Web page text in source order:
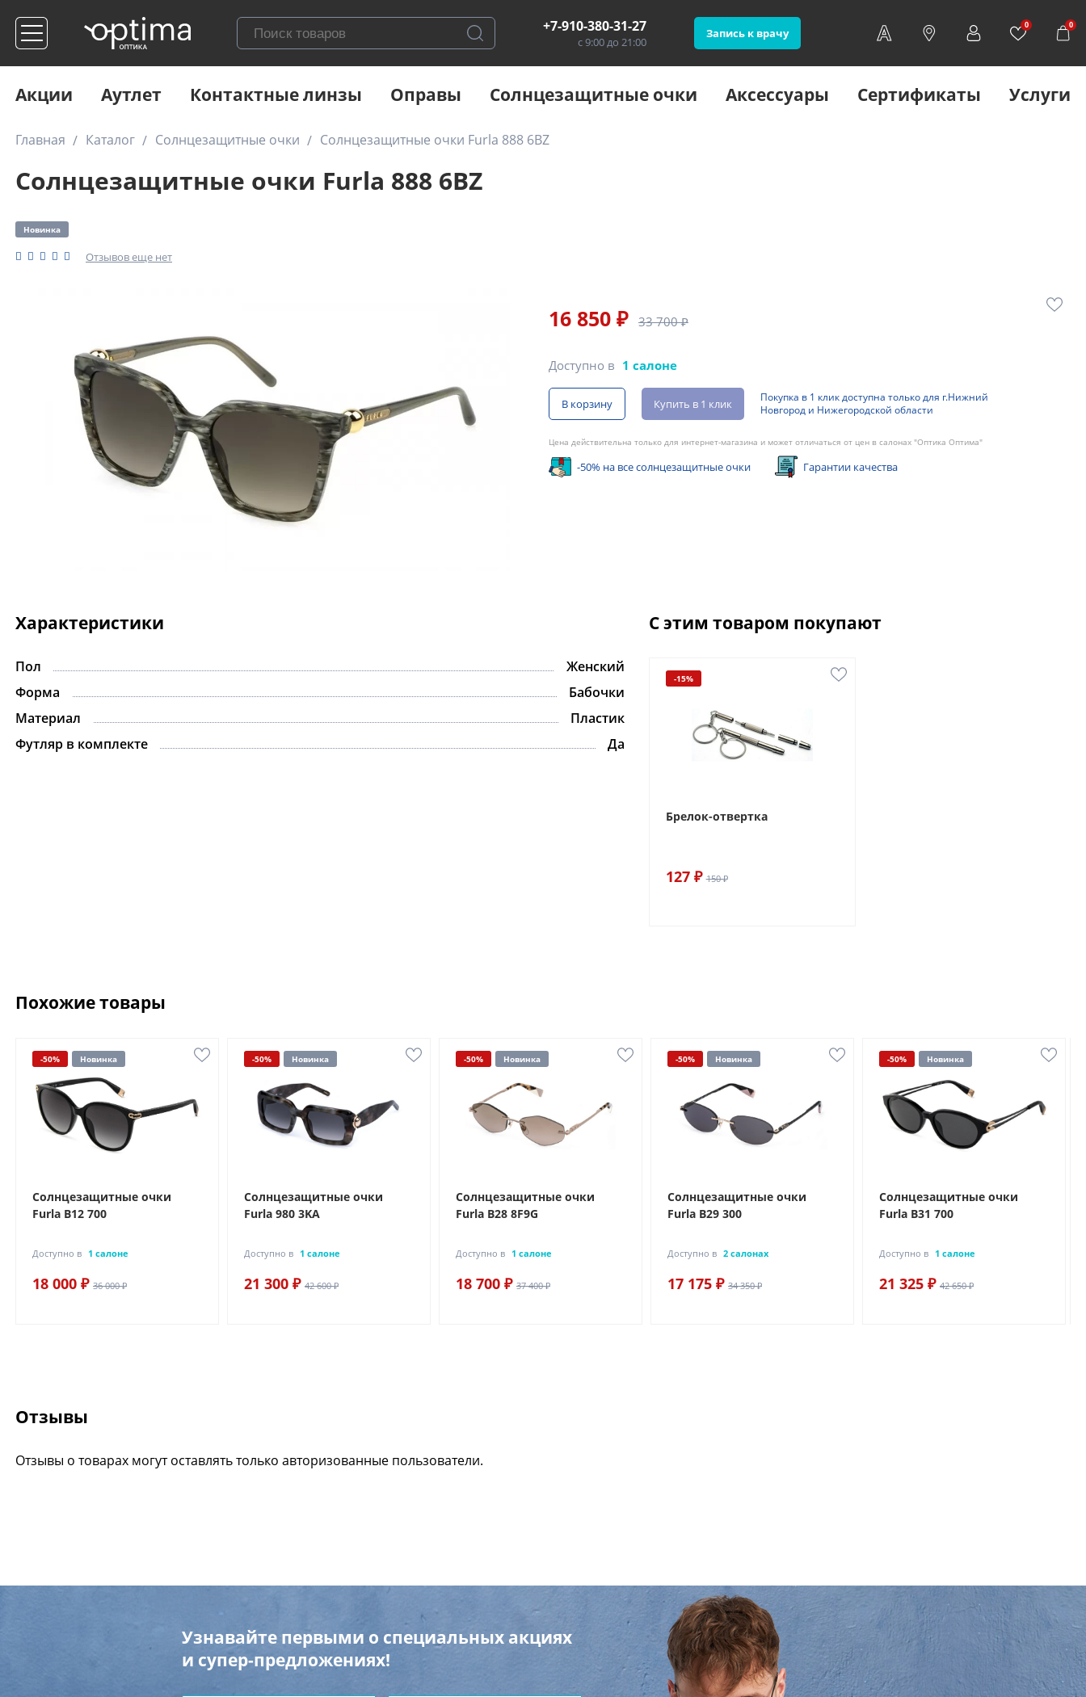
+7-910-380-31-27
с 9:00 до 21:00
Запись к врачу
0 0
Акции Аутлет Контактные линзы Оправы Солнцезащитные очки Аксессуары Сертификаты Услуги
Главная Каталог Солнцезащитные очки Солнцезащитные очки Furla 888 6BZ
Солнцезащитные очки Furla 888 6BZ
Новинка
Отзывов еще нет
16 850 ₽ 33 700 ₽
Доступно в 1 салоне
В корзину Купить в 1 клик
Покупка в 1 клик доступна только для г.Нижний
Новгород и Нижегородской области
Цена действительна только для интернет-магазина и может отличаться от цен в салонах "Оптика Оптима"
-50% на все солнцезащитные очки Гарантии качества
Характеристики
Пол
Женский
Форма
Бабочки
Материал
Пластик
Футляр в комплекте
Да
С этим товаром покупают
-15%
Брелок-отвертка
127 ₽ 150 ₽
Похожие товары
-50% Новинка
Солнцезащитные очки
Furla B12 700
Доступно в 1 салоне
18 000 ₽ 36 000 ₽
-50% Новинка
Солнцезащитные очки
Furla 980 3KA
Доступно в 1 салоне
21 300 ₽ 42 600 ₽
-50% Новинка
Солнцезащитные очки
Furla B28 8F9G
Доступно в 1 салоне
18 700 ₽ 37 400 ₽
-50% Новинка
Солнцезащитные очки
Furla B29 300
Доступно в 2 салонах
17 175 ₽ 34 350 ₽
-50% Новинка
Солнцезащитные очки
Furla B31 700
Доступно в 1 салоне
21 325 ₽ 42 650 ₽
Отзывы
Отзывы о товарах могут оставлять только авторизованные пользователи.
Узнавайте первыми о специальных акциях
и супер-предложениях!